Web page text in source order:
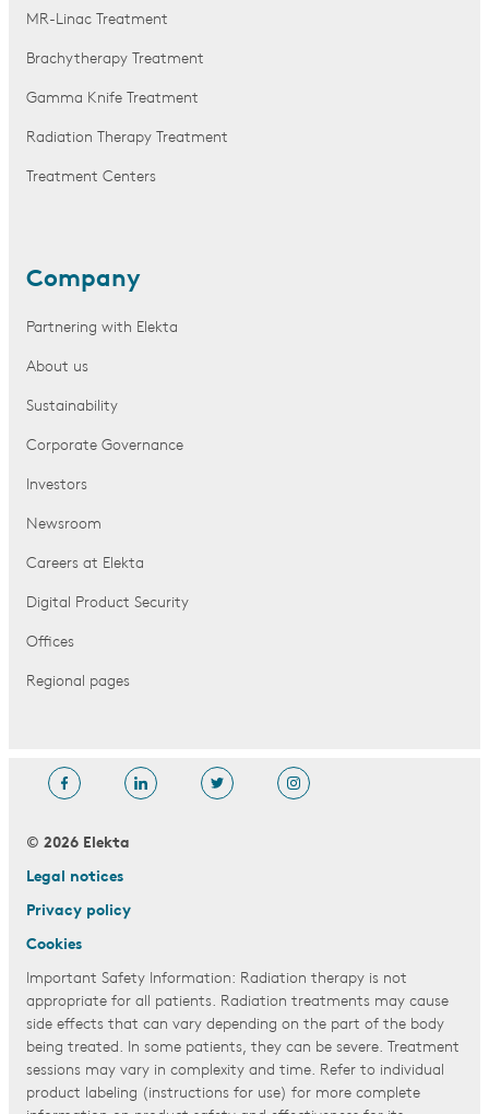
MR-Linac Treatment
Brachytherapy Treatment
Gamma Knife Treatment
Radiation Therapy Treatment
Treatment Centers
Company
Partnering with Elekta
About us
Sustainability
Corporate Governance
Investors
Newsroom
Careers at Elekta
Digital Product Security
Offices
Regional pages
© 2026 Elekta
Legal notices
Privacy policy
Cookies
Important Safety Information: Radiation therapy is not
appropriate for all patients. Radiation treatments may cause
side effects that can vary depending on the part of the body
being treated. In some patients, they can be severe. Treatment
sessions may vary in complexity and time. Refer to individual
product labeling (instructions for use) for more complete